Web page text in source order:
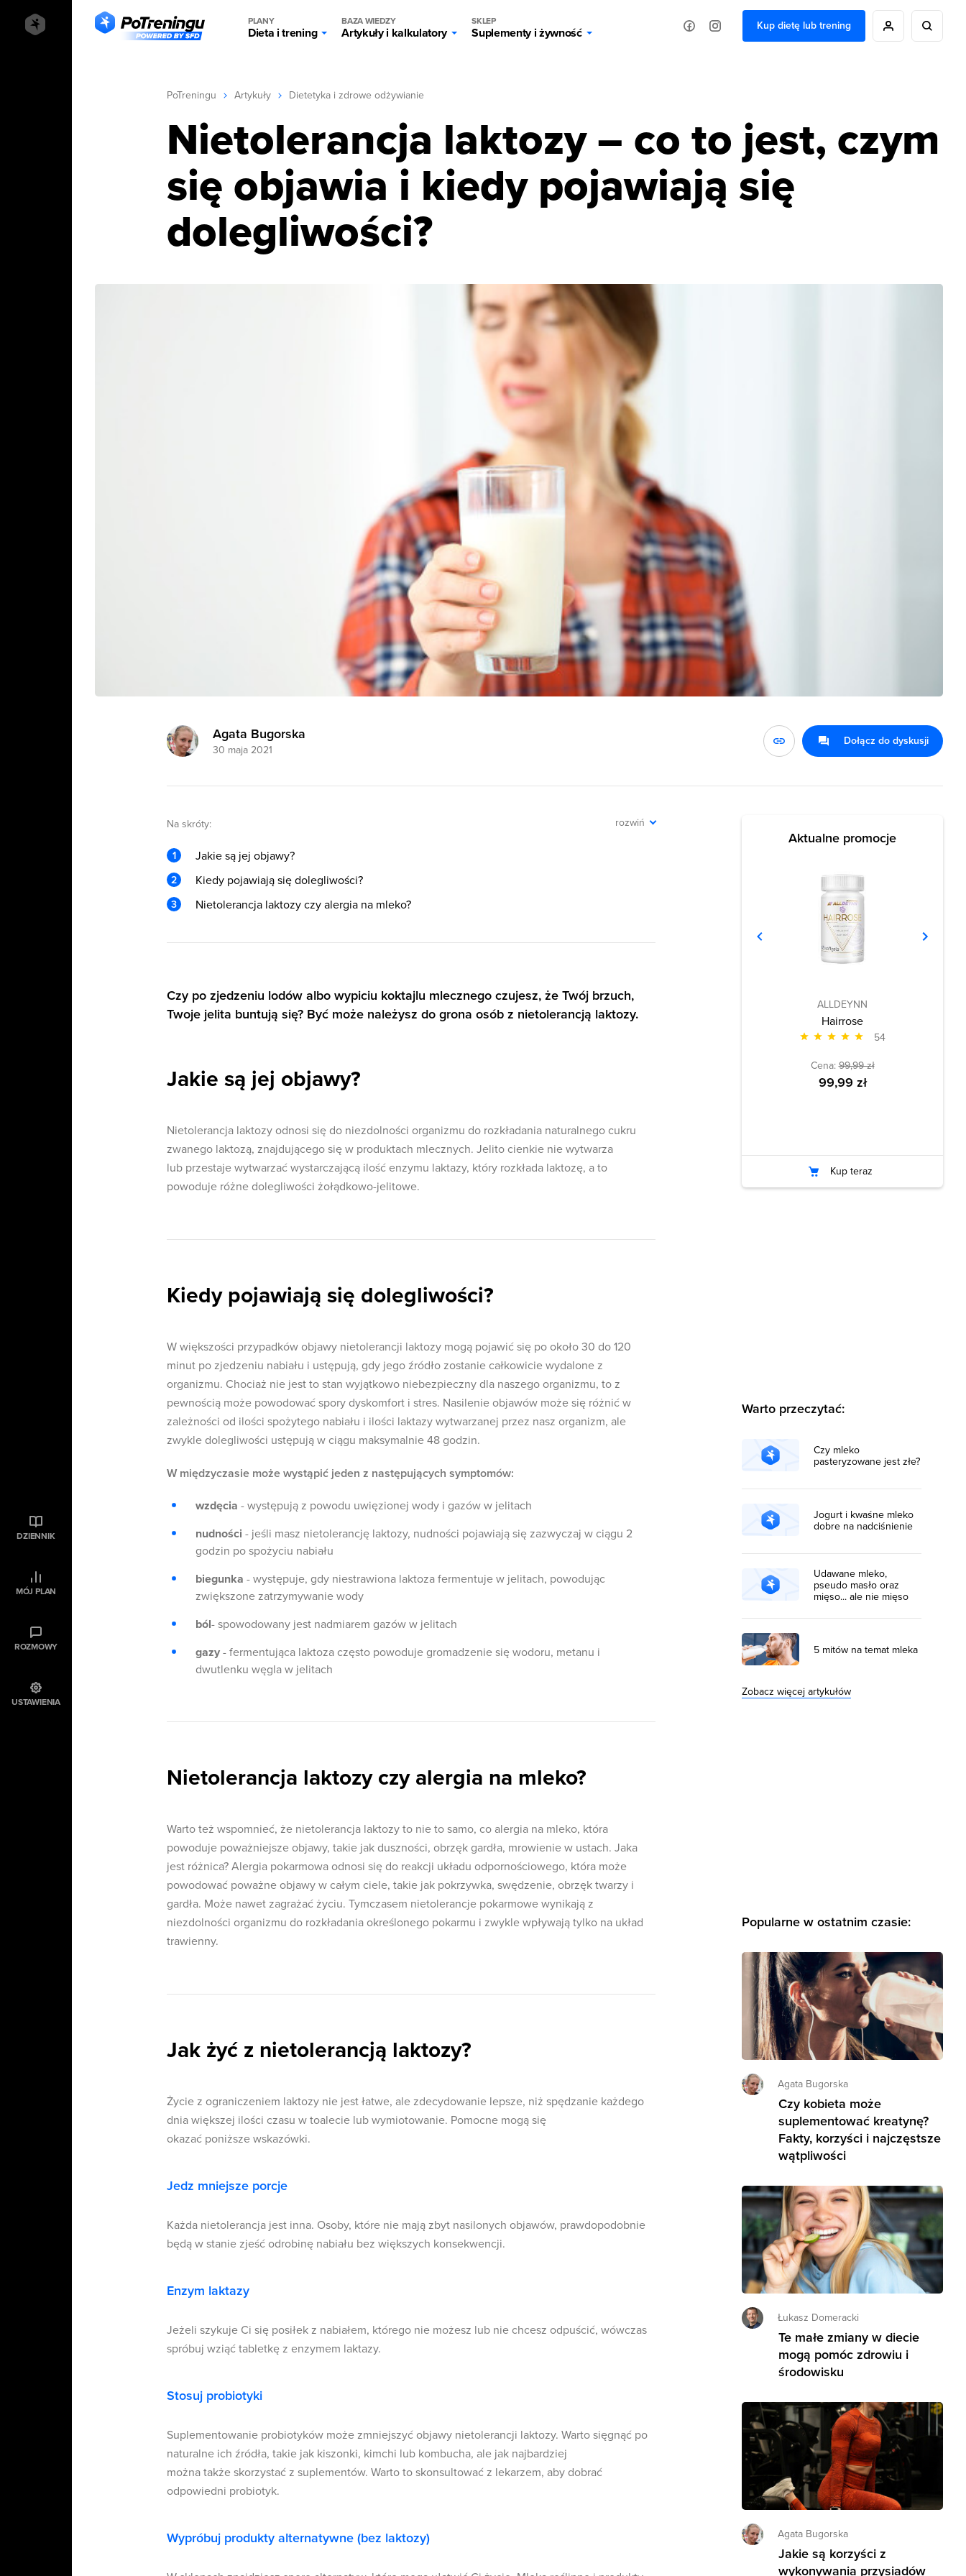
PLANY
Dieta i trening
BAZA WIEDZY
Artykuły i kalkulatory
SKLEP
Suplementy i żywność
Kup dietę lub trening
DZIENNIK
MÓJ PLAN
ROZMOWY
USTAWIENIA
PoTreningu Artykuły Dietetyka i zdrowe odżywianie
Nietolerancja laktozy – co to jest, czym
się objawia i kiedy pojawiają się
dolegliwości?
Agata Bugorska
30 maja 2021
Dołącz do dyskusji
Na skróty: rozwiń
Jakie są jej objawy?
Kiedy pojawiają się dolegliwości?
Nietolerancja laktozy czy alergia na mleko?
Czy po zjedzeniu lodów albo wypiciu koktajlu mlecznego czujesz, że Twój brzuch,
Twoje jelita buntują się? Być może należysz do grona osób z nietolerancją laktozy.
Jakie są jej objawy?
Nietolerancja laktozy odnosi się do niezdolności organizmu do rozkładania naturalnego cukru
zwanego laktozą, znajdującego się w produktach mlecznych. Jelito cienkie nie wytwarza
lub przestaje wytwarzać wystarczającą ilość enzymu laktazy, który rozkłada laktozę, a to
powoduje różne dolegliwości żołądkowo-jelitowe.
Kiedy pojawiają się dolegliwości?
W większości przypadków objawy nietolerancji laktozy mogą pojawić się po około 30 do 120
minut po zjedzeniu nabiału i ustępują, gdy jego źródło zostanie całkowicie wydalone z
organizmu. Chociaż nie jest to stan wyjątkowo niebezpieczny dla naszego organizmu, to z
pewnością może powodować spory dyskomfort i stres. Nasilenie objawów może się różnić w
zależności od ilości spożytego nabiału i ilości laktazy wytwarzanej przez nasz organizm, ale
zwykle dolegliwości ustępują w ciągu maksymalnie 48 godzin.
W międzyczasie może wystąpić jeden z następujących symptomów:
wzdęcia - występują z powodu uwięzionej wody i gazów w jelitach
nudności - jeśli masz nietolerancję laktozy, nudności pojawiają się zazwyczaj w ciągu 2
godzin po spożyciu nabiału
biegunka - występuje, gdy niestrawiona laktoza fermentuje w jelitach, powodując
zwiększone zatrzymywanie wody
ból- spowodowany jest nadmiarem gazów w jelitach
gazy - fermentująca laktoza często powoduje gromadzenie się wodoru, metanu i
dwutlenku węgla w jelitach
Nietolerancja laktozy czy alergia na mleko?
Warto też wspomnieć, że nietolerancja laktozy to nie to samo, co alergia na mleko, która
powoduje poważniejsze objawy, takie jak duszności, obrzęk gardła, mrowienie w ustach. Jaka
jest różnica? Alergia pokarmowa odnosi się do reakcji układu odpornościowego, która może
powodować poważne objawy w całym ciele, takie jak pokrzywka, swędzenie, obrzęk twarzy i
gardła. Może nawet zagrażać życiu. Tymczasem nietolerancje pokarmowe wynikają z
niezdolności organizmu do rozkładania określonego pokarmu i zwykle wpływają tylko na układ
trawienny.
Jak żyć z nietolerancją laktozy?
Życie z ograniczeniem laktozy nie jest łatwe, ale zdecydowanie lepsze, niż spędzanie każdego
dnia większej ilości czasu w toalecie lub wymiotowanie. Pomocne mogą się
okazać poniższe wskazówki.
Jedz mniejsze porcje
Każda nietolerancja jest inna. Osoby, które nie mają zbyt nasilonych objawów, prawdopodobnie
będą w stanie zjeść odrobinę nabiału bez większych konsekwencji.
Enzym laktazy
Jeżeli szykuje Ci się posiłek z nabiałem, którego nie możesz lub nie chcesz odpuścić, wówczas
spróbuj wziąć tabletkę z enzymem laktazy.
Stosuj probiotyki
Suplementowanie probiotyków może zmniejszyć objawy nietolerancji laktozy. Warto sięgnąć po
naturalne ich źródła, takie jak kiszonki, kimchi lub kombucha, ale jak najbardziej
można także skorzystać z suplementów. Warto to skonsultować z lekarzem, aby dobrać
odpowiedni probiotyk.
Wypróbuj produkty alternatywne (bez laktozy)
Aktualne promocje
ALLDEYNN
Hairrose
54
Cena:99,99 zł
99,99 zł
Kup teraz
Warto przeczytać:
Czy mleko
pasteryzowane jest złe?
Jogurt i kwaśne mleko
dobre na nadciśnienie
Udawane mleko,
pseudo masło oraz
mięso... ale nie mięso
5 mitów na temat mleka
Zobacz więcej artykułów
Popularne w ostatnim czasie:
Agata Bugorska
Czy kobieta może
suplementować kreatynę?
Fakty, korzyści i najczęstsze
wątpliwości
Łukasz Domeracki
Te małe zmiany w diecie
mogą pomóc zdrowiu i
środowisku
Agata Bugorska
Jakie są korzyści z
wykonywania przysiadów